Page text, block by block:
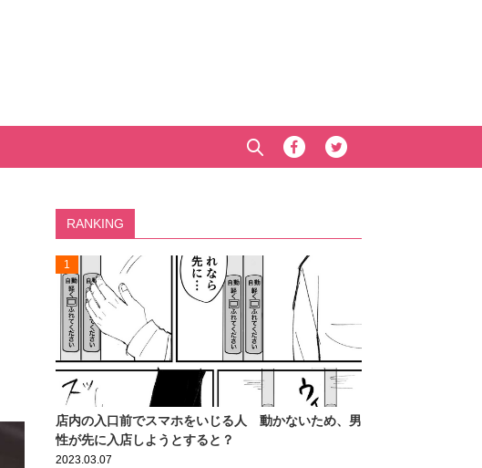
RANKING
1
店内の入口前でスマホをいじる人 動かないため、男
性が先に入店しようとすると？
2023.03.07